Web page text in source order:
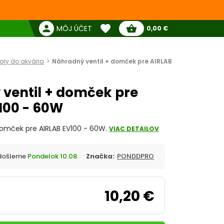
person MÔJ ÚČET favorite
Obľúbené produkty
shopping_basket
Pokladňa
0,00 €
do akvária
Náhradný ventil + domček pre AIRLAB
+ domček pre
- 60W
pre AIRLAB EV100 - 60W.VIAC DETAILOV
Pondelok 10.08. Značka: PONDDPRO
10,20 €